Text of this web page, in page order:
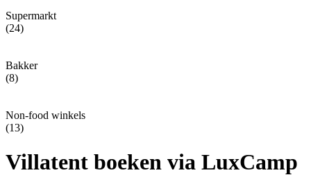
Supermarkt
(24)
Bakker
(8)
Non-food winkels
(13)
Villatent boeken via LuxCamp